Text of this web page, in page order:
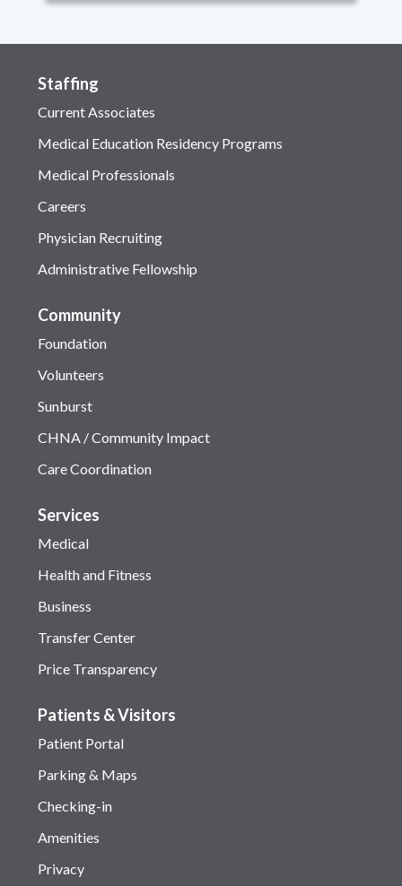
Staffing
Current Associates
Medical Education Residency Programs
Medical Professionals
Careers
Physician Recruiting
Administrative Fellowship
Community
Foundation
Volunteers
Sunburst
CHNA / Community Impact
Care Coordination
Services
Medical
Health and Fitness
Business
Transfer Center
Price Transparency
Patients & Visitors
Patient Portal
Parking & Maps
Checking-in
Amenities
Privacy